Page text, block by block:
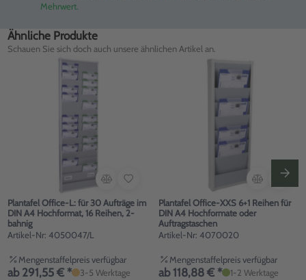
Mehrwert.
Ähnliche Produkte
Schauen Sie sich doch auch unsere ähnlichen Artikel an.
Plantafel Office-L: für 30 Aufträge im
DIN A4 Hochformat, 16 Reihen, 2-
bahnig
Artikel-Nr: 4050047/L
Mengenstaffelpreis verfügbar
ab 291,55 € * 3-5 Werktage
Plantafel Office-XXS 6+1 Reihen für
DIN A4 Hochformate oder
Auftragstaschen
Artikel-Nr: 4070020
Mengenstaffelpreis verfügbar
ab 118,88 € * 1-2 Werktage